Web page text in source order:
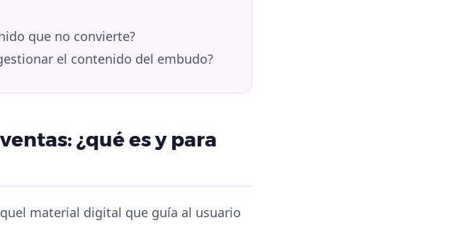
que no convierte?
el contenido del embudo?
¿qué es y para
material digital que guía al usuario